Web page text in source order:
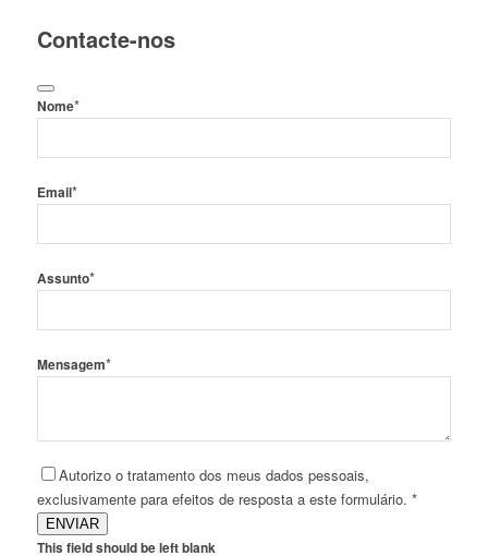
Contacte-nos
Nome*
Email*
Assunto*
Mensagem*
Autorizo o tratamento dos meus dados pessoais,
exclusivamente para efeitos de resposta a este formulário. *
ENVIAR
This field should be left blank